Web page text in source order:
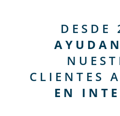
DESDE
CLIENTES A
EN